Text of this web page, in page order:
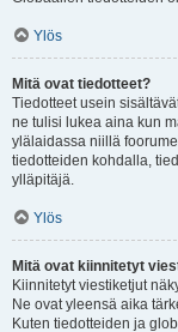
Ylös
Mitä ovat tiedotteet?
Tiedotteet usein
ne tulisi lukea aina kun
ylälaidassa niillä
tiedotteiden kohdalla,
ylläpitäjä.
Ylös
Mitä ovat kiinnitetyt
Kiinnitetyt viestiketjut
Ne ovat yleensä aika
Kuten tiedotteiden ja